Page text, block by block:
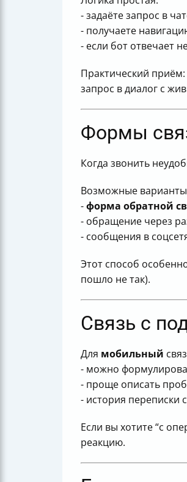
- задаёте запрос в
- получаете
- если бот отвечает
Практический
запрос в диалог с
Формы
Когда звонить
Возможные
-форма обратной
- обращение через
- сообщения в
Этот способ
пошло не так).
Связь с
Для мобильный
- можно
- проще описать
- история переписки
Если вы хотите “с
реакцию.